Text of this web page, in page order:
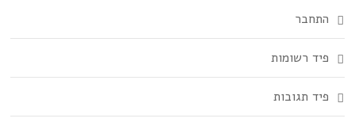
התחבר
פיד רשומות
פיד תגובות